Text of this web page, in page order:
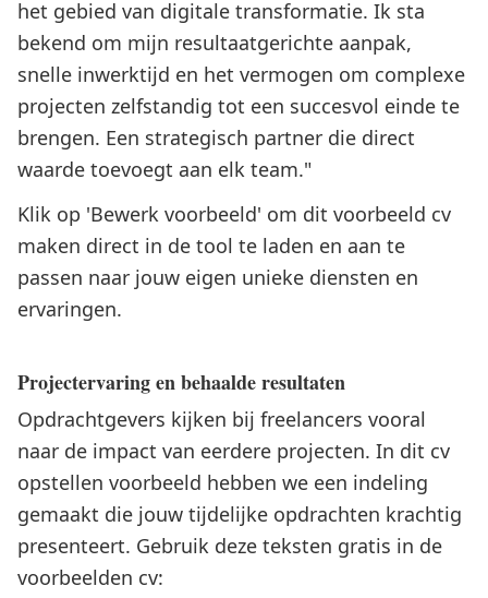
het gebied van digitale transformatie. Ik sta
bekend om mijn resultaatgerichte aanpak,
snelle inwerktijd en het vermogen om complexe
projecten zelfstandig tot een succesvol einde te
brengen. Een strategisch partner die direct
waarde toevoegt aan elk team."
Klik op 'Bewerk voorbeeld' om dit voorbeeld cv
maken direct in de tool te laden en aan te
passen naar jouw eigen unieke diensten en
ervaringen.
Projectervaring en behaalde resultaten
Opdrachtgevers kijken bij freelancers vooral
naar de impact van eerdere projecten. In dit cv
opstellen voorbeeld hebben we een indeling
gemaakt die jouw tijdelijke opdrachten krachtig
presenteert. Gebruik deze teksten gratis in de
voorbeelden cv: